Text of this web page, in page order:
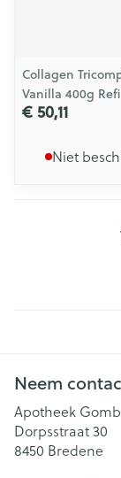
Collagen
Vanilla 400g
€ 50,11
Niet
Neem
Apotheek
Dorpsstraat 30
8450 Bredene